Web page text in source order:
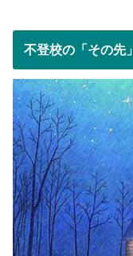
不登校の「その先